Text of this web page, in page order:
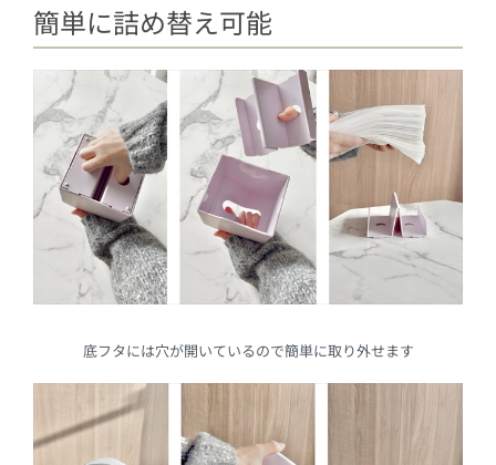
簡単に詰め替え可能
底フタには穴が開いているので簡単に取り外せます